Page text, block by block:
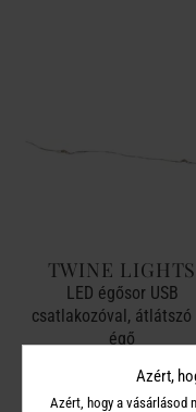
TWINE LIGHTS
LED égősor USB
csatlakozóval, átlátszó
égő
2 990 Ft
Azért,
Azért, hogy a vásárlásod